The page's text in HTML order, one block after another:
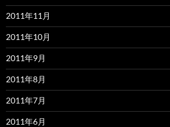
2011年11月
2011年10月
2011年9月
2011年8月
2011年7月
2011年6月